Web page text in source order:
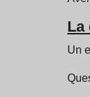
La
Un